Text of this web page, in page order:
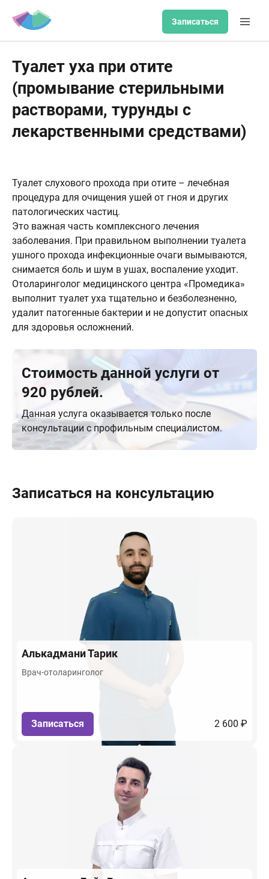
Записаться
Туалет уха при отите
(промывание стерильными
растворами, турунды с
лекарственными средствами)
Туалет слухового прохода при отите – лечебная
процедура для очищения ушей от гноя и других
патологических частиц.
Это важная часть комплексного лечения
заболевания. При правильном выполнении туалета
ушного прохода инфекционные очаги вымываются,
снимается боль и шум в ушах, воспаление уходит.
Отоларинголог медицинского центра «Промедика»
выполнит туалет уха тщательно и безболезненно,
удалит патогенные бактерии и не допустит опасных
для здоровья осложнений.
Стоимость данной услуги от
920 рублей.
Данная услуга оказывается только после
консультации с профильным специалистом.
Записаться на консультацию
АлькадманиТарик
Врач-отоларинголог
Записаться 2 600 ₽